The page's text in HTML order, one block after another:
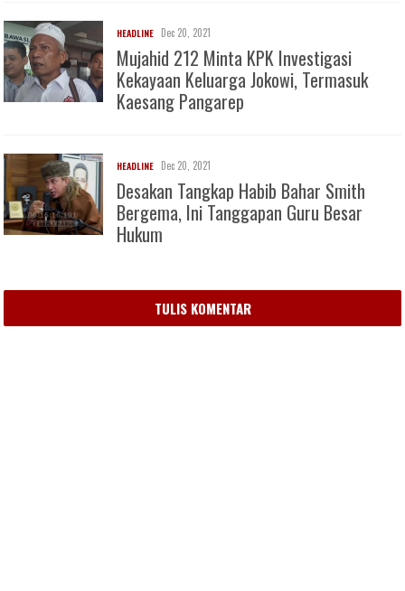
HEADLINE Dec 20, 2021
Mujahid 212 Minta KPK Investigasi
Kekayaan Keluarga Jokowi, Termasuk
Kaesang Pangarep
HEADLINE Dec 20, 2021
Desakan Tangkap Habib Bahar Smith
Bergema, Ini Tanggapan Guru Besar
Hukum
TULIS KOMENTAR